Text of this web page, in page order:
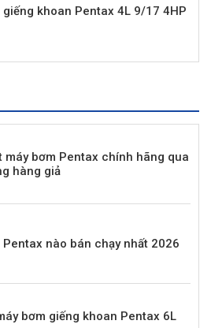
giếng khoan Pentax 4L 9/17 4HP
máy bơm Pentax chính hãng qua
hàng giả
Pentax nào bán chạy nhất 2026
bơm giếng khoan Pentax 6L